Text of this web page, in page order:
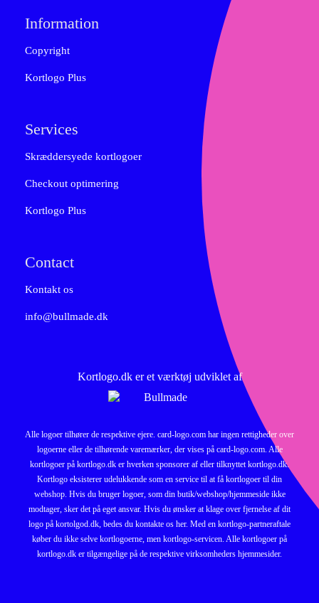
Information
Copyright
Kortlogo Plus
Services
Skræddersyede kortlogoer
Checkout optimering
Kortlogo Plus
Contact
Kontakt os
info@bullmade.dk
Kortlogo.dk er et værktøj udviklet af
Alle logoer tilhører de respektive ejere. card-logo.com har ingen rettigheder over
logoerne eller de tilhørende varemærker, der vises på card-logo.com. Alle
kortlogoer på kortlogo.dk er hverken sponsorer af eller tilknyttet kortlogo.dk.
Kortlogo eksisterer udelukkende som en service til at få kortlogoer til din
webshop. Hvis du bruger logoer, som din butik/webshop/hjemmeside ikke
modtager, sker det på eget ansvar. Hvis du ønsker at klage over fjernelse af dit
logo på kortolgod.dk, bedes du kontakte os her. Med en kortlogo-partneraftale
køber du ikke selve kortlogoerne, men kortlogo-servicen. Alle kortlogoer på
kortlogo.dk er tilgængelige på de respektive virksomheders hjemmesider.